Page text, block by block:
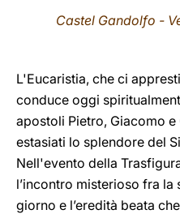
Castel Gandolfo -
L'Eucaristia, che ci
conduce oggi
apostoli Pietro, Giacomo
estasiati lo splendore del
Nell'evento della
l’incontro misterioso fra
giorno e l’eredità beata